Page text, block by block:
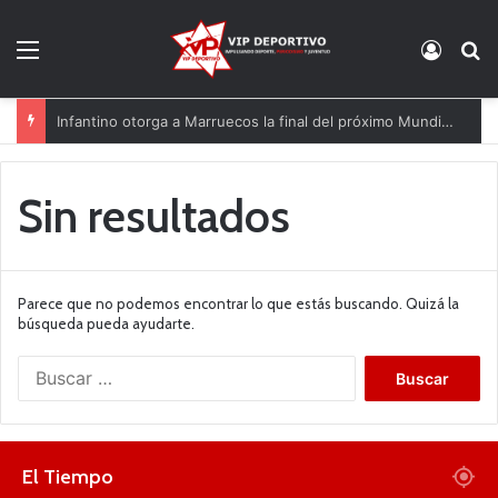
Infantino otorga a Marruecos la final del próximo Mundial 2030
Sin resultados
Parece que no podemos encontrar lo que estás buscando. Quizá la
búsqueda pueda ayudarte.
El Tiempo